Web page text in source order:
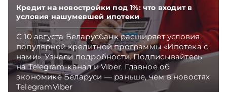
Кредит на новостройки под 1%: что входит в
условия нашумевшей ипотеки
С 10 августа Беларусбанк расширяет условия
популярной кредитной программы «Ипотека с
нами». Узнали подробности. Подписывайтесь
на Telegram‑канал и Viber. Главное об
экономике Беларуси — раньше, чем в новостях
TelegramViber